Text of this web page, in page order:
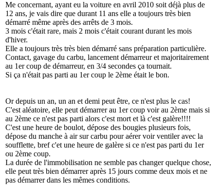
Me concernant, ayant eu la voiture en avril 2010 soit déjà plus de
12 ans, je vais dire que durant 11 ans elle a toujours très bien
démarré même après des arrêts de 3 mois.
3 mois c'était rare, mais 2 mois c'était courant durant les mois
d'hiver.
Elle a toujours très très bien démarré sans préparation particulière.
Contact, gavage du carbu, lancement démarreur et majoritairement
au 1er coup de démarreur, en 3/4 secondes ça tournait.
Si ça n'était pas parti au 1er coup le 2ème était le bon.
Or depuis un an, un an et demi peut être, ce n'est plus le cas!
C'est aléatoire, elle peut démarrer au 1er coup voir au 2ème mais si
au 2ème ce n'est pas parti alors c'est mort et là c'est galère!!!!
C'est une heure de boulot, dépose des bougies plusieurs fois,
dépose du manche à air sur carbu pour aérer voir ventiler avec la
soufflette, bref c'et une heure de galère si ce n'est pas parti du 1er
ou 2ème coup.
La durée de l'immobilisation ne semble pas changer quelque chose,
elle peut très bien démarrer après 15 jours comme deux mois et ne
pas démarrer dans les mêmes conditions.